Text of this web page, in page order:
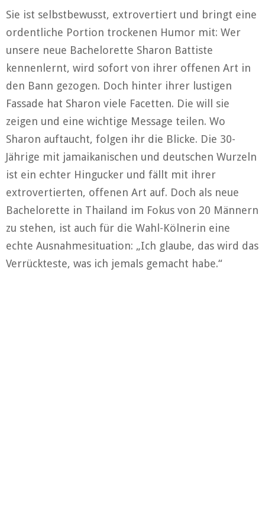
Sie ist selbstbewusst, extrovertiert und bringt eine
ordentliche Portion trockenen Humor mit: Wer
unsere neue Bachelorette Sharon Battiste
kennenlernt, wird sofort von ihrer offenen Art in
den Bann gezogen. Doch hinter ihrer lustigen
Fassade hat Sharon viele Facetten. Die will sie
zeigen und eine wichtige Message teilen. Wo
Sharon auftaucht, folgen ihr die Blicke. Die 30-
Jährige mit jamaikanischen und deutschen Wurzeln
ist ein echter Hingucker und fällt mit ihrer
extrovertierten, offenen Art auf. Doch als neue
Bachelorette in Thailand im Fokus von 20 Männern
zu stehen, ist auch für die Wahl-Kölnerin eine
echte Ausnahmesituation: „Ich glaube, das wird das
Verrückteste, was ich jemals gemacht habe.“